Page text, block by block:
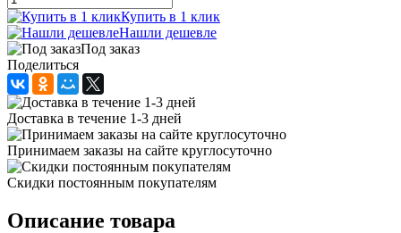
Купить в 1 клик
Нашли дешевле
Под заказ
Поделиться
Доставка в течение 1-3 дней
Принимаем заказы на сайте круглосуточно
Скидки постоянным покупателям
Описание товара